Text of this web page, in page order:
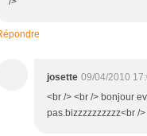
josette 09/04/2010
<br /> <br /> bonjour
pas.bizzzzzzzzzz<br /